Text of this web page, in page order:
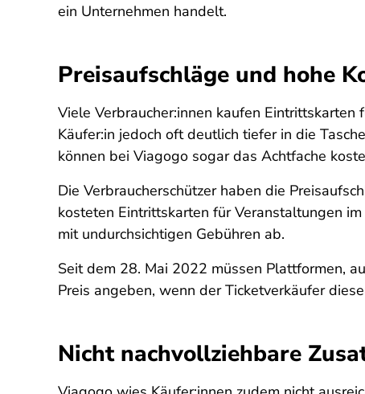
ein Unternehmen handelt.
Preisaufschläge und hohe
Viele Verbraucher:innen kaufen
Käufer:in jedoch oft deutlich tiefer in die
können bei Viagogo sogar das Achtfache
Die Verbraucherschützer haben die
kosteten Eintrittskarten für Veranstaltungen
mit undurchsichtigen Gebühren ab.
Seit dem 28. Mai 2022 müssen Plattformen,
Preis angeben, wenn der Ticketverkäufer
Nicht nachvollziehbare